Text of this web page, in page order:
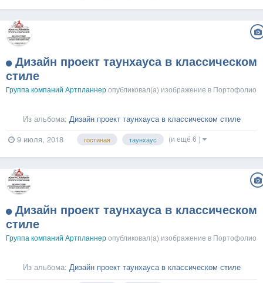
Дизайн проект таунхауса в классическом
стиле
Группа компаний Артпланнеропубликовал(а) изображение в Портофолио
Из альбома: Дизайн проект таунхауса в классическом стиле
9 июля, 2018
гостиная таунхаус (и ещё 6 )
Дизайн проект таунхауса в классическом
стиле
Группа компаний Артпланнеропубликовал(а) изображение в Портофолио
Из альбома: Дизайн проект таунхауса в классическом стиле